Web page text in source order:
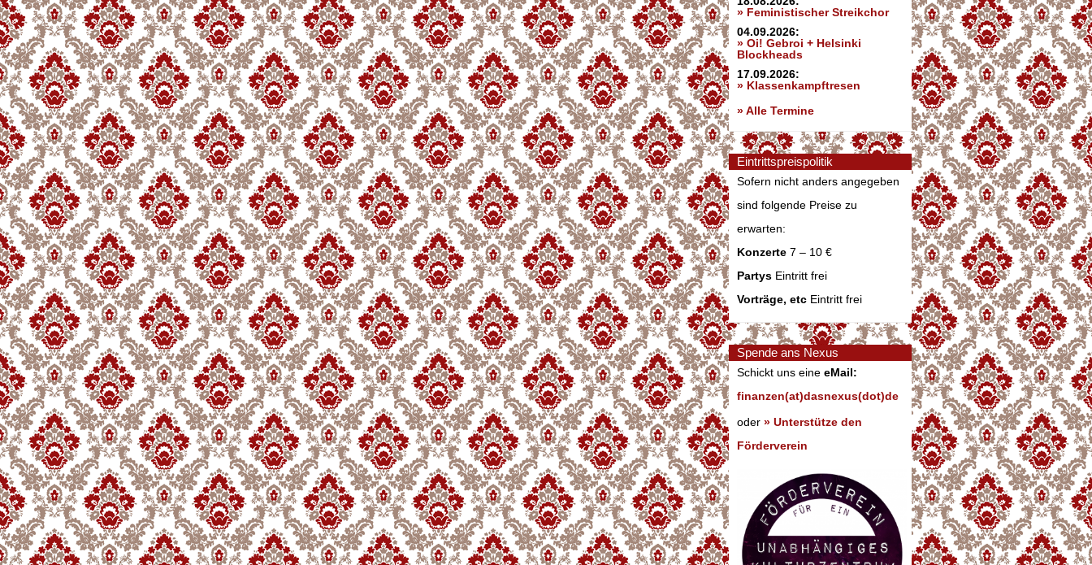
» Feministischer Streikchor
04.09.2026:
» Oi! Gebroi + Helsinki
Blockheads
17.09.2026:
» Klassenkampftresen
» Alle Termine
Eintrittspreispolitik
Sofern nicht anders angegeben
sind folgende Preise zu
erwarten:
Konzerte 7 – 10 €
Partys Eintritt frei
Vorträge, etc Eintritt frei
Spende ans Nexus
Schickt uns eine eMail:
finanzen(at)dasnexus(dot)de
oder » Unterstütze den
Förderverein